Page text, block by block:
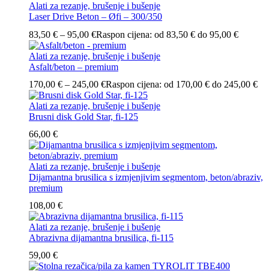
Alati za rezanje, brušenje i bušenje
Laser Drive Beton – Øfi – 300/350
83,50 € – 95,00 €Raspon cijena: od 83,50 € do 95,00 €
Alati za rezanje, brušenje i bušenje
Asfalt/beton – premium
170,00 € – 245,00 €Raspon cijena: od 170,00 € do 245,00 €
Alati za rezanje, brušenje i bušenje
Brusni disk Gold Star, fi-125
66,00 €
Alati za rezanje, brušenje i bušenje
Dijamantna brusilica s izmjenjivim segmentom, beton/abraziv,
premium
108,00 €
Alati za rezanje, brušenje i bušenje
Abrazivna dijamantna brusilica, fi-115
59,00 €